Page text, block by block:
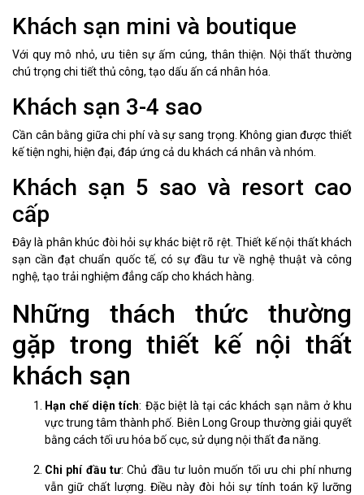
Khách sạn mini và boutique
Với quy mô nhỏ, ưu tiên sự ấm cúng, thân thiện. Nội thất thường
chú trọng chi tiết thủ công, tạo dấu ấn cá nhân hóa.
Khách sạn 3-4 sao
Cần cân bằng giữa chi phí và sự sang trọng. Không gian được thiết
kế tiện nghi, hiện đại, đáp ứng cả du khách cá nhân và nhóm.
Khách sạn 5 sao và resort cao
cấp
Đây là phân khúc đòi hỏi sự khác biệt rõ rệt. Thiết kế nội thất khách
sạn cần đạt chuẩn quốc tế, có sự đầu tư về nghệ thuật và công
nghệ, tạo trải nghiệm đẳng cấp cho khách hàng.
Những thách thức thường
gặp trong thiết kế nội thất
khách sạn
Hạn chế diện tích: Đặc biệt là tại các khách sạn nằm ở khu
vực trung tâm thành phố. Biên Long Group thường giải quyết
bằng cách tối ưu hóa bố cục, sử dụng nội thất đa năng.
Chi phí đầu tư: Chủ đầu tư luôn muốn tối ưu chi phí nhưng
vẫn giữ chất lượng. Điều này đòi hỏi sự tính toán kỹ lưỡng